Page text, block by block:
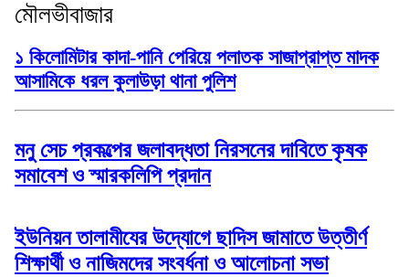
মৌলভীবাজার
১ কিলোমিটার কাদা-পানি পেরিয়ে পলাতক সাজাপ্রাপ্ত মাদক
আসামিকে ধরল কুলাউড়া থানা পুলিশ
মনু সেচ প্রকল্পের জলাবদ্ধতা নিরসনের দাবিতে কৃষক
সমাবেশ ও স্মারকলিপি প্রদান
ইউনিয়ন তালামীযের উদ্যোগে ছাদিস জামাতে উত্তীর্ণ
শিক্ষার্থী ও নাজিমদের সংবর্ধনা ও আলোচনা সভা